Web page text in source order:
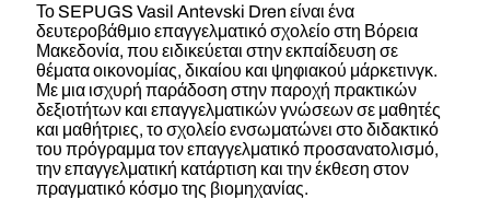
Το SEPUGS Vasil Antevski Dren είναι ένα
δευτεροβάθμιο επαγγελματικό σχολείο στη Βόρεια
Μακεδονία, που ειδικεύεται στην εκπαίδευση σε
θέματα οικονομίας, δικαίου και ψηφιακού μάρκετινγκ.
Με μια ισχυρή παράδοση στην παροχή πρακτικών
δεξιοτήτων και επαγγελματικών γνώσεων σε μαθητές
και μαθήτριες, το σχολείο ενσωματώνει στο διδακτικό
του πρόγραμμα τον επαγγελματικό προσανατολισμό,
την επαγγελματική κατάρτιση και την έκθεση στον
πραγματικό κόσμο της βιομηχανίας.